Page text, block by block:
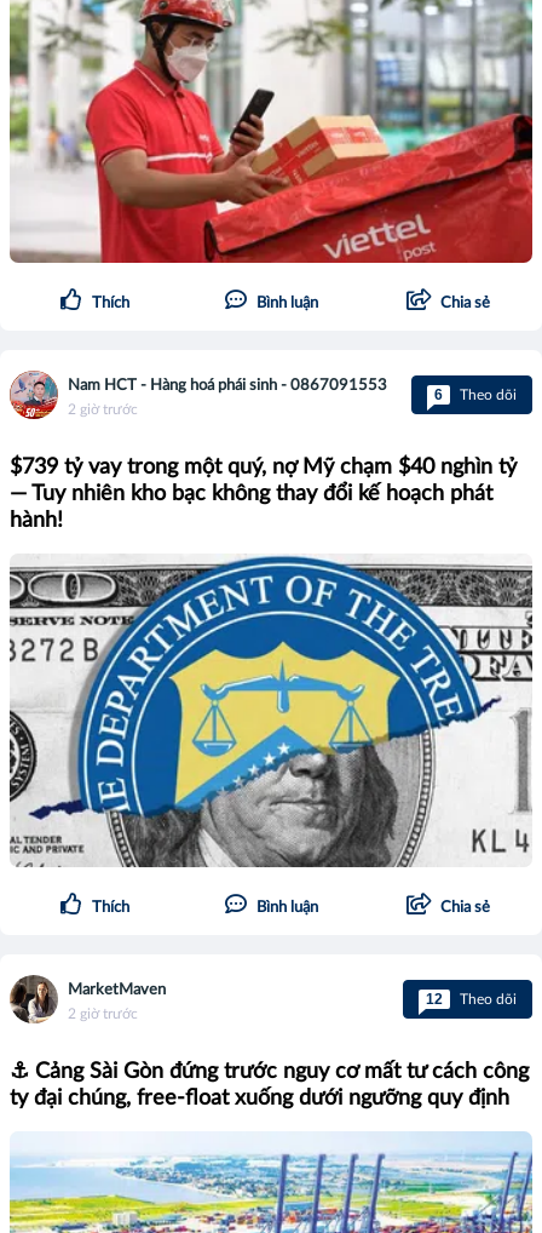
Thích Bình luận Chia sẻ
Nam HCT - Hàng hoá phái sinh - 0867091553
2 giờ trước
6 Theo dõi
$739 tỷ vay trong một quý, nợ Mỹ chạm $40 nghìn tỷ
— Tuy nhiên kho bạc không thay đổi kế hoạch phát
hành!
Thích Bình luận Chia sẻ
MarketMaven
2 giờ trước
12 Theo dõi
⚓ Cảng Sài Gòn đứng trước nguy cơ mất tư cách công
ty đại chúng, free-float xuống dưới ngưỡng quy định